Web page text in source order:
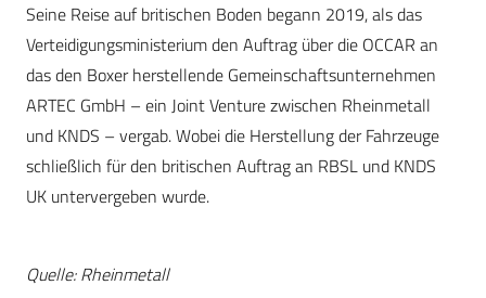
Seine Reise auf britischen Boden begann 2019, als das
Verteidigungsministerium den Auftrag über die OCCAR an
das den Boxer herstellende Gemeinschaftsunternehmen
ARTEC GmbH – ein Joint Venture zwischen Rheinmetall
und KNDS – vergab. Wobei die Herstellung der Fahrzeuge
schließlich für den britischen Auftrag an RBSL und KNDS
UK untervergeben wurde.
Quelle: Rheinmetall